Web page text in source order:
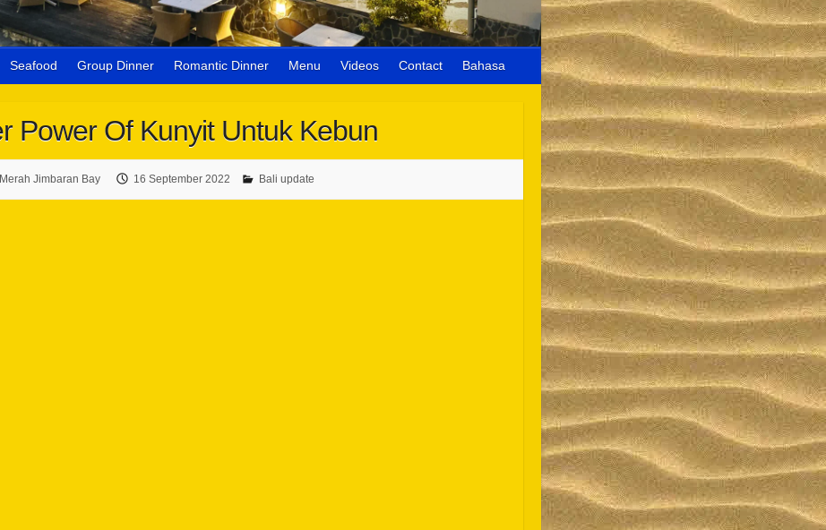
Seafood Group Dinner Romantic Dinner Menu Videos Contact Bahasa
Power Of Kunyit Untuk Kebun
Jimbaran Bay 16 September 2022 Bali update